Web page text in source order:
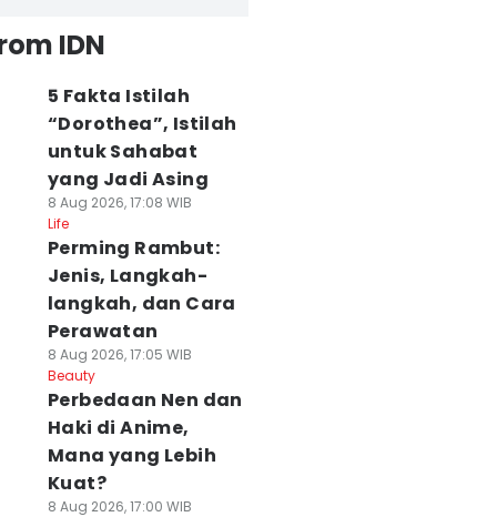
IDN
5 Fakta Istilah
“Dorothea”, Istilah
untuk Sahabat
yang Jadi Asing
8 Aug 2026, 17:08 WIB
Life
Perming Rambut:
Jenis, Langkah-
langkah, dan Cara
Perawatan
8 Aug 2026, 17:05 WIB
Beauty
Perbedaan Nen dan
Haki di Anime,
Mana yang Lebih
Kuat?
8 Aug 2026, 17:00 WIB